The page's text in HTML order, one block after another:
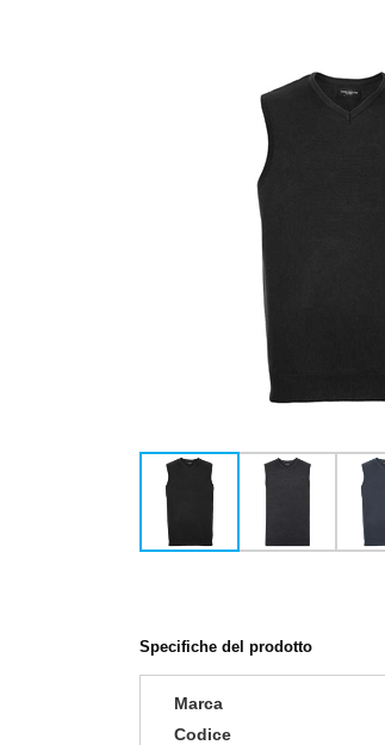
Specifiche del prodotto
Marca
Codice